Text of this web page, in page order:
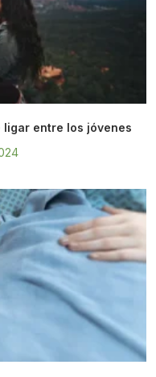
ligar entre los jóvenes